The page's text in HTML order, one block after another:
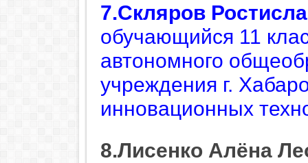
7.Скляров
обучающийся 11
автономного
учреждения г.
инновационных
8.Лисенко Алёна